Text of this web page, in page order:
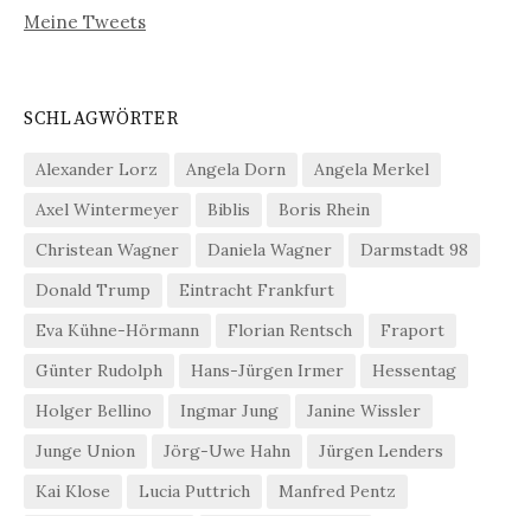
Meine Tweets
SCHLAGWÖRTER
Alexander Lorz Angela Dorn
Angela Merkel
Axel Wintermeyer
Biblis
Boris Rhein
Christean Wagner
Daniela Wagner
Darmstadt 98
Donald Trump
Eintracht Frankfurt
Eva Kühne-Hörmann
Florian Rentsch
Fraport
Günter Rudolph
Hans-Jürgen Irmer
Hessentag
Holger Bellino
Ingmar Jung
Janine Wissler
Junge Union
Jörg-Uwe Hahn
Jürgen Lenders
Kai Klose
Lucia Puttrich
Manfred Pentz